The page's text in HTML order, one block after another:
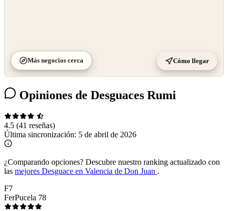
Más negocios cerca Cómo llegar
Opiniones de Desguaces Rumi
4.5 (41 reseñas)
Última sincronización: 5 de abril de 2026
¿Comparando opciones? Descubre nuestro ranking actualizado con
las mejores Desguace en Valencia de Don Juan .
F7
FerPucela 78